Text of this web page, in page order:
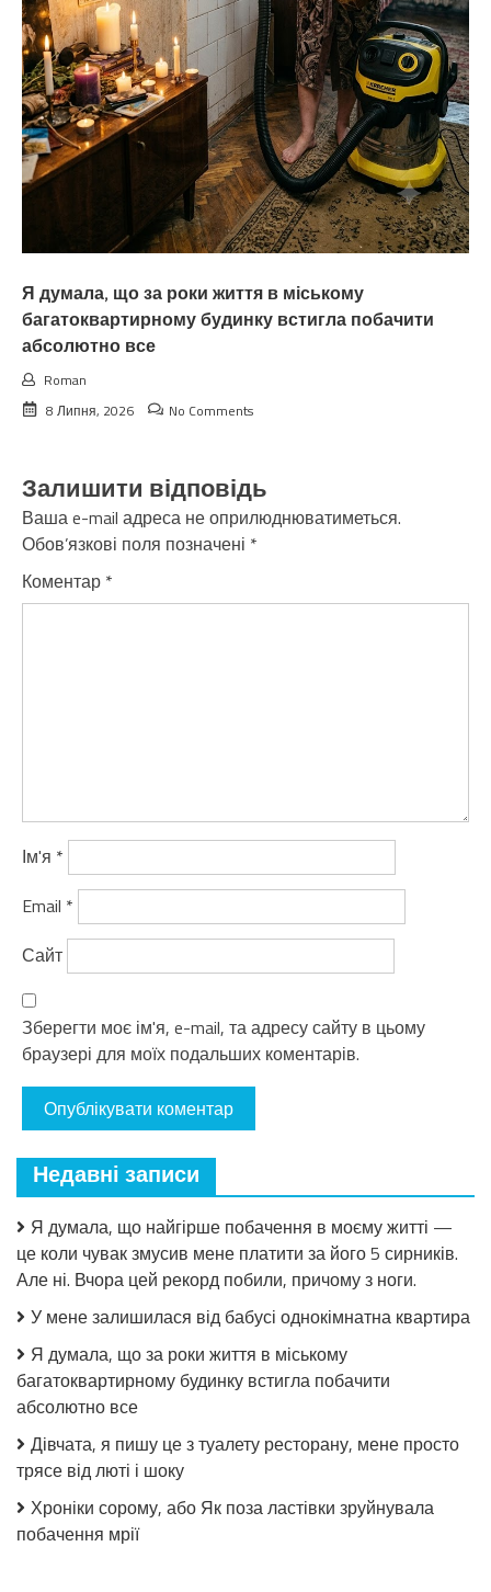
Я думала, що за роки життя в міському
багатоквартирному будинку встигла побачити
абсолютно все
Roman
8 Липня, 2026
No Comments
Залишити відповідь
Ваша e-mail адреса не оприлюднюватиметься.
Обов’язкові поля позначені *
Коментар *
Ім'я *
Email *
Сайт
Зберегти моє ім'я, e-mail, та адресу сайту в цьому
браузері для моїх подальших коментарів.
Недавні записи
Я думала, що найгірше побачення в моєму житті —
це коли чувак змусив мене платити за його 5 сирників.
Але ні. Вчора цей рекорд побили, причому з ноги.
У мене залишилася від бабусі однокімнатна квартира
Я думала, що за роки життя в міському
багатоквартирному будинку встигла побачити
абсолютно все
Дівчата, я пишу це з туалету ресторану, мене просто
трясе від люті і шоку
Хроніки сорому, або Як поза ластівки зруйнувала
побачення мрії